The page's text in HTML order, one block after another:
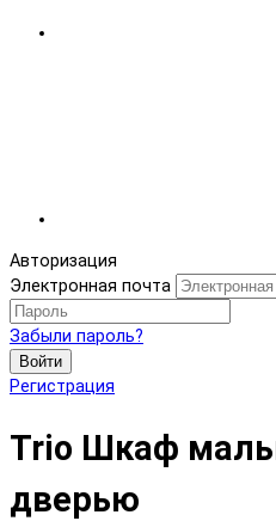
Авторизация
Электронная почта
Забыли пароль?
Войти
Регистрация
Trio Шкаф
дверью